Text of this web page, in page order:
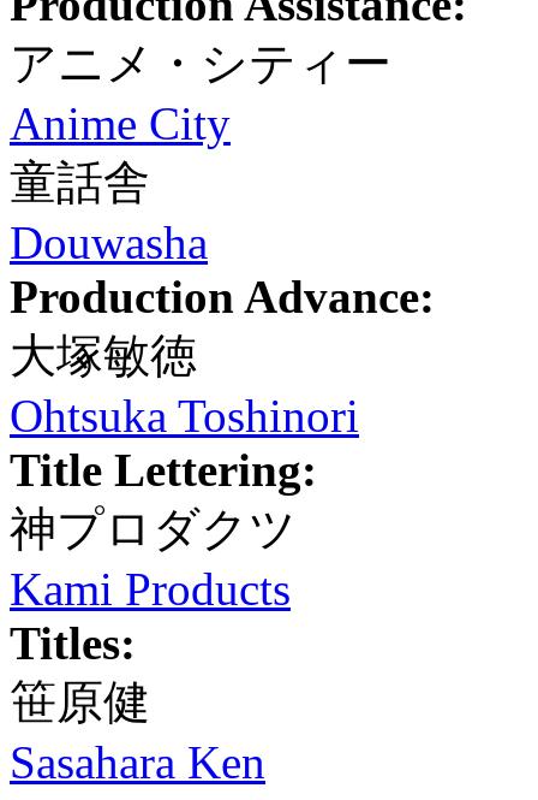
アニメ・シティー
Anime City
童話舎
Douwasha
Production Advance:
大塚敏徳
Ohtsuka Toshinori
Title Lettering:
神プロダクツ
Kami Products
Titles:
笹原健
Sasahara Ken